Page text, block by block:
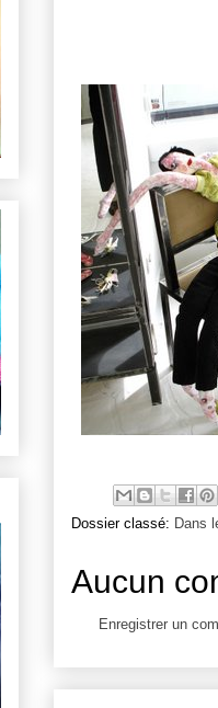
Dossier classé: Dans
Aucun
Enregistrer un